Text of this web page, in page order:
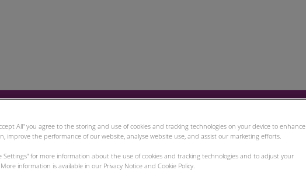
All” you agree to the storing and use of cookies and tracking technologies on your device to enhance
improve the performance of our website, analyse website use, and assist our marketing efforts.
Settings” for more information about the use of cookies and tracking technologies and to adjust your
information is available in our Privacy Notice and Cookie Policy.